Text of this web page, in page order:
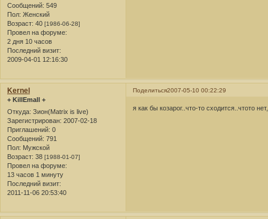
Сообщений: 549
Пол: Женский
Возраст: 40 [1986-06-28]
Провел на форуме:
2 дня 10 часов
Последний визит:
2009-04-01 12:16:30
Поделиться2007-05-10 00:22:29
Kernel
+ KillEmall +
Откуда: Зион(Matrix is live)
Зарегистрирован: 2007-02-18
Приглашений: 0
Сообщений: 791
Пол: Мужской
Возраст: 38 [1988-01-07]
Провел на форуме:
13 часов 1 минуту
Последний визит:
2011-11-06 20:53:40
я как бы козарог..что-то сходится..чтото